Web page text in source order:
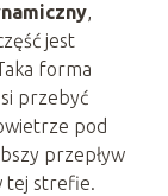
,
jest
forma
przebyć
pod
przepływ
tej strefie.